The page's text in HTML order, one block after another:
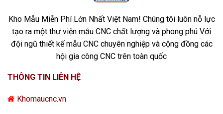
Kho Mẫu Miễn Phí Lớn Nhất Việt Nam! Chúng tôi luôn nỗ lực
tạo ra một thư viện mẫu CNC chất lượng và phong phú Với
đội ngũ thiết kế mẫu CNC chuyên nghiệp và cộng đồng các
hội gia công CNC trên toàn quốc
THÔNG TIN LIÊN HỆ
Khomaucnc.vn